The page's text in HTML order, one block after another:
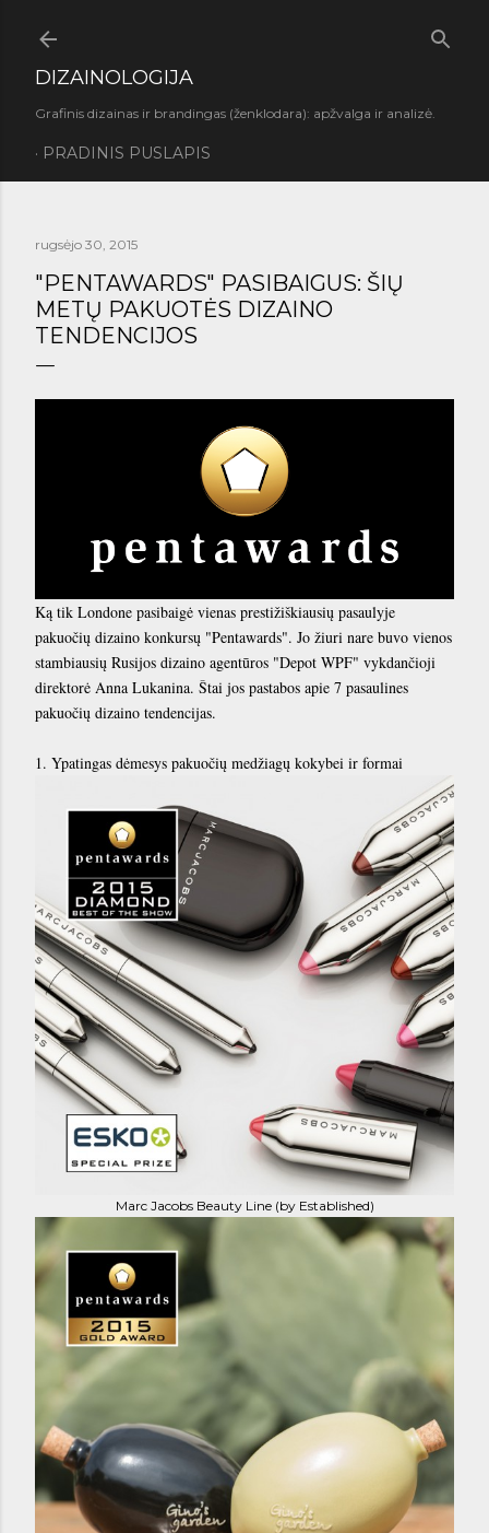
DIZAINOLOGIJA
Grafinis dizainas ir brandingas (ženklodara): apžvalga ir analizė.
PRADINIS PUSLAPIS
rugsėjo 30, 2015
"PENTAWARDS" PASIBAIGUS: ŠIŲ
METŲ PAKUOTĖS DIZAINO
TENDENCIJOS
Ką tik Londone pasibaigė vienas prestižiškiausių pasaulyje
pakuočių dizaino konkursų "Pentawards". Jo žiuri nare buvo vienos
stambiausių Rusijos dizaino agentūros "Depot WPF" vykdančioji
direktorė Anna Lukanina. Štai jos pastabos apie 7 pasaulines
pakuočių dizaino tendencijas.
1. Ypatingas dėmesys pakuočių medžiagų kokybei ir formai
Marc Jacobs Beauty Line (by Established)